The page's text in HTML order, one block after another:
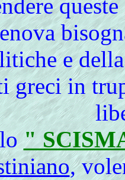
queste
e
greci in
"
,